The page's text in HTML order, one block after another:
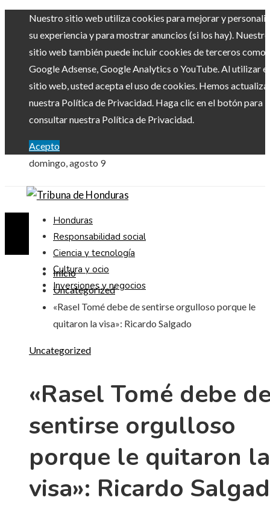
Nuestro sitio web utiliza cookies para mejorar y
su experiencia y para mostrar anuncios (si los hay). Nuestro
sitio web también puede incluir cookies de terceros como
Google Adsense, Google Analytics o YouTube. Al utilizar el
sitio web, usted acepta el uso de cookies. Hemos
nuestra Política de Privacidad. Haga clic en el botón para
consultar nuestra Política de Privacidad.
Acepto
domingo, agosto 9
Honduras
Responsabilidad social
Ciencia y tecnología
Cultura y ocio
Inversiones y negocios
Inicio
Uncategorized
«Rasel Tomé debe de sentirse orgulloso porque le
quitaron la visa»: Ricardo Salgado
Uncategorized
«Rasel Tomé debe
sentirse orgulloso
porque le quitaron la
visa»: Ricardo